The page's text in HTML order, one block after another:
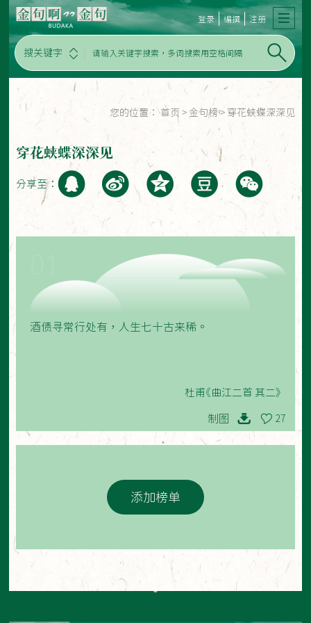
搜关键字
登录 编撰 注册
您的位置： 首页 > 金句榜 > 穿花蛱蝶深深见
穿花蛱蝶深深见
分享至：
酒债寻常行处有，人生七十古来稀。
杜甫《曲江二首 其二》
制图 27
添加榜单